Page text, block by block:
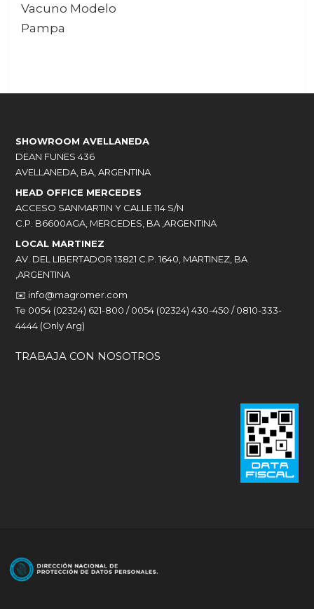
Vacuno Modelo
Pampa
SHOWROOM AVELLANEDA
DEAN FUNES 436
AVELLANEDA, BA, ARGENTINA
HEAD OFFICE MERCEDES
ACCESO SANMARTIN Y CALLE 114 S/N
C.P. B6600AGA, MERCEDES, BA ,ARGENTINA
LOCAL MARTINEZ
AV. DEL LIBERTADOR 13821 C.P. 1640, MARTINEZ, BA
,ARGENTINA
✉️ info@magromer.com
Te 0054 (02324) 621-800 / 0054 (02324) 430-450 / 0810-333-
4444 (Only Arg)
TRABAJA CON NOSOTROS